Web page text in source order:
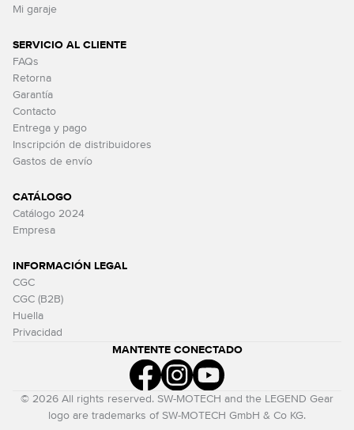
Mi garaje
SERVICIO AL CLIENTE
FAQs
Retorna
Garantía
Contacto
Entrega y pago
Inscripción de distribuidores
Gastos de envío
CATÁLOGO
Catálogo 2024
Empresa
INFORMACIÓN LEGAL
CGC
CGC (B2B)
Huella
Privacidad
MANTENTE CONECTADO
© 2026 All rights reserved. SW-MOTECH and the LEGEND Gear
logo are trademarks of SW-MOTECH GmbH & Co KG.